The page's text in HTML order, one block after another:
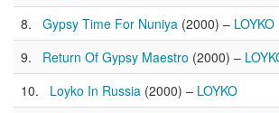
Gypsy Time For Nuniya (2000) – LOYKO
Return Of Gypsy Maestro (2000) –
Loyko In Russia (2000) – LOYKO